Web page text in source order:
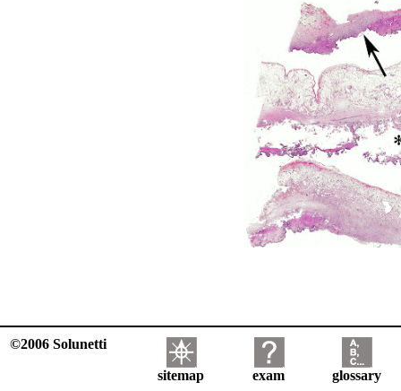
©2006 Solunetti
sitemap exam
glossary